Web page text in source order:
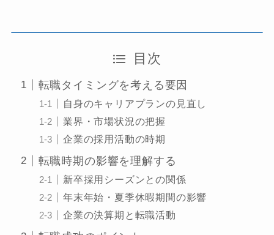
目次
転職タイミングを考える要因
自身のキャリアプランの見直し
業界・市場状況の把握
企業の採用活動の時期
転職時期の影響を理解する
新卒採用シーズンとの関係
年末年始・夏季休暇期間の影響
企業の決算期と転職活動